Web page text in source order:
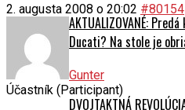
AKTUALIZOVANÉ:
Ducati? Na stole je
DVOJTAKTNÁ
2. augusta 2008 o 20:02 #80154
Gunter
Účastník (Participant)